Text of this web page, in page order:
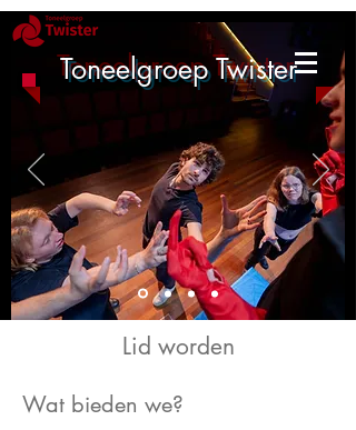
Toneelgroep Twister
Lid worden
Wat bieden we?